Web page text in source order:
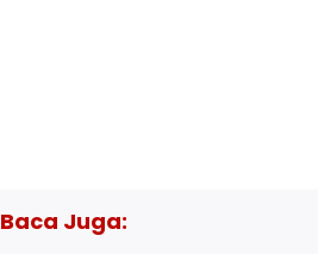
Baca Juga: